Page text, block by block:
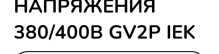
НАПРЯЖЕНИЯ
380/400В GV2P IEK